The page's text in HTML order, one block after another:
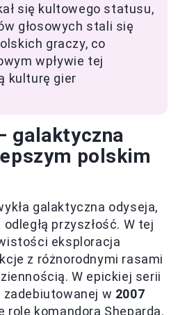
się kultowego statusu,
głosowych stali się
graczy, co
wpływie tej
kulturę gier
galaktyczna
polskim
galaktyczna odyseja,
przyszłość. W tej
eksploracja
z różnorodnymi rasami
W epickiej serii
zadebiutowanej w 2007
rolę komandora Sheparda.